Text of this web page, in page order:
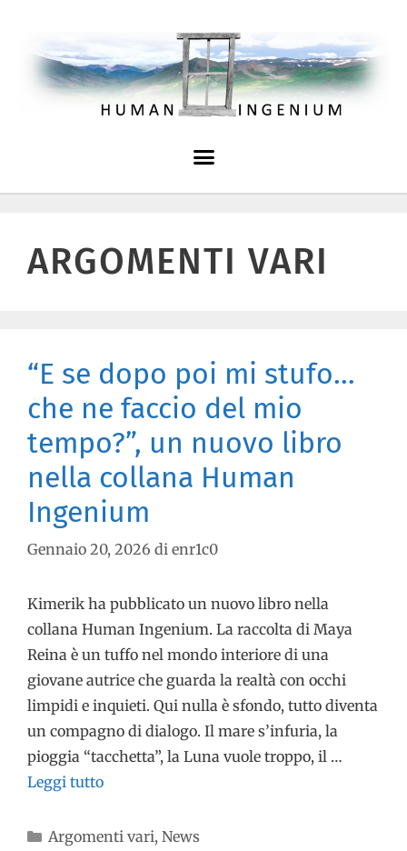
ARGOMENTI VARI
“E se dopo poi mi stufo…
che ne faccio del mio
tempo?”, un nuovo libro
nella collana Human
Ingenium
Gennaio 20, 2026 di enr1c0
Kimerik ha pubblicato un nuovo libro nella
collana Human Ingenium. La raccolta di Maya
Reina è un tuffo nel mondo interiore di una
giovane autrice che guarda la realtà con occhi
limpidi e inquieti. Qui nulla è sfondo, tutto diventa
un compagno di dialogo. Il mare s’infuria, la
pioggia “tacchetta”, la Luna vuole troppo, il …
Leggi tutto
Argomenti vari, News